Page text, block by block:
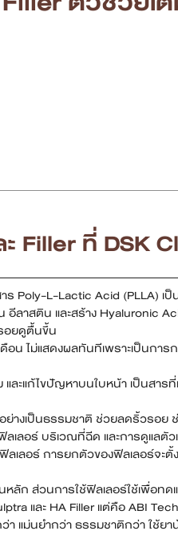
ที่ DSK
Poly-L-Lactic Acid (PLLA) เ
อีลาสติน และสร้าง Hyaluronic
อยดูตื้นขึ้น
อน ไม่แสดงผลทันทีเพราะเป็นก
และแก้ไขปัญหาบนใบหน้า เป็นสา
ย่างเป็นธรรมชาติ ช่วยลดริ้วรอ
ลอร์ บริเวณที่ฉีด และการดูแลตัว
เลอร์ การยกตัวของฟิลเลอร์จะตั้
ลัก ส่วนการใช้ฟิลเลอร์ใช้เพื่อทด
และ HA Filler แต่คือ ABI
แม่นยำกว่า ธรรมชาติกว่า ใช้ย